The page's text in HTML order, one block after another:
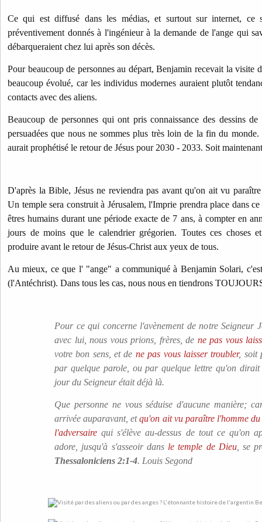
Ce qui est diffusé dans les médias, et surtout sur internet, ce
préventivement donnés à l'ingénieur à la demande de l'ange qui
débarqueraient chez lui après son décès.
Pour beaucoup de personnes au départ, Benjamin recevait la visite
beaucoup évolué, car les individus modernes auraient plutôt
contacts avec des aliens.
Beaucoup de personnes qui ont pris connaissance des dessins
persuadées que nous ne sommes plus très loin de la fin du
aurait prophétisé le retour de Jésus pour 2030 - 2033. Soit
D'après la Bible, Jésus ne reviendra pas avant qu'on ait vu
Un temple sera construit à Jérusalem, l'Imprie prendra place dans
êtres humains durant une période exacte de 7 ans, à compter en
jours de moins que le calendrier grégorien. Toutes ces choses
produire avant le retour de Jésus-Christ aux yeux de tous.
Au mieux, ce que l' "ange" a communiqué à Benjamin Solari,
(l'Antéchrist). Dans tous les cas, nous nous en tiendrons
Pour ce qui concerne l'avènement de notre Seigneur
avec lui, nous vous prions, frères, de ne pas vous
votre bon sens, et de ne pas vous laisser troubler, soit
par quelque parole, ou par quelque lettre qu'on
jour du Seigneur était déjà là.
Que personne ne vous séduise d'aucune manière;
arrivée auparavant, etqu'on ait vu paraître l'homme
l'adversairequi s'élève au-dessus de tout ce qu'on
adore, jusqu'à s'asseoir dans le temple de Dieu, se
Thessaloniciens 2:1-4. Louis Segond